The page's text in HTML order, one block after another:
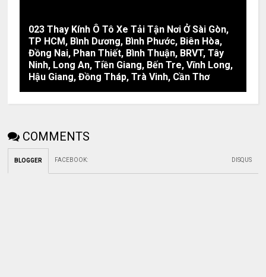
023 Thay Kính Ô Tô Xe Tải Tận Nơi Ở Sài Gòn,
TP HCM, Bình Dương, Bình Phước, Biên Hòa,
Đồng Nai, Phan Thiết, Bình Thuận, BRVT, Tây
Ninh, Long An, Tiền Giang, Bến Tre, Vĩnh Long,
Hậu Giang, Đồng Tháp, Trà Vinh, Cần Thơ
COMMENTS
BLOGGER FACEBOOK: DISQUS